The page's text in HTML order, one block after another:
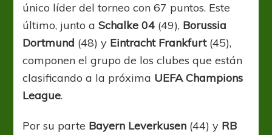
único líder del torneo con 67 puntos. Este
último, junto aSchalke 04 (49), Borussia
Dortmund (48) y Eintracht Frankfurt(45),
componen el grupo de los clubes que están
clasificando a la próxima UEFA Champions
League.
Por su parte Bayern Leverkusen (44) y RB